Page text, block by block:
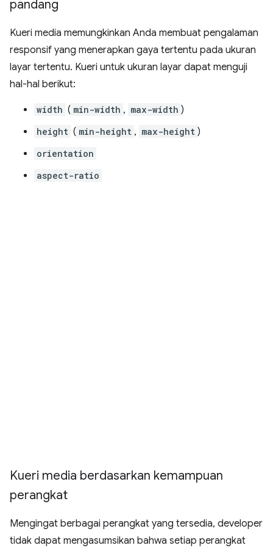
pandang
Kueri media memungkinkan Anda membuat pengalaman
responsif yang menerapkan gaya tertentu pada ukuran
layar tertentu. Kueri untuk ukuran layar dapat menguji
hal-hal berikut:
width ( min-width , max-width )
height ( min-height , max-height )
orientation
aspect-ratio
Kueri media berdasarkan kemampuan
perangkat
Mengingat berbagai perangkat yang tersedia, developer
tidak dapat mengasumsikan bahwa setiap perangkat